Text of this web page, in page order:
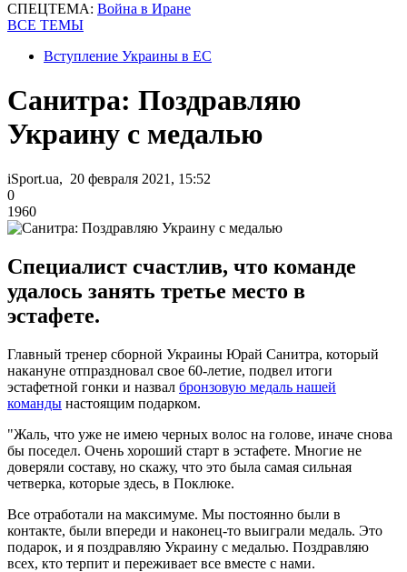
СПЕЦТЕМА: Война в Иране
ВСЕ ТЕМЫ
Вступление Украины в ЕС
Санитра: Поздравляю
Украину с медалью
iSport.ua, 20 февраля 2021, 15:52
0
1960
Специалист счастлив, что команде
удалось занять третье место в
эстафете.
Главный тренер сборной Украины Юрай Санитра, который
накануне отпраздновал свое 60-летие, подвел итоги
эстафетной гонки и назвал бронзовую медаль нашей
команды настоящим подарком.
"Жаль, что уже не имею черных волос на голове, иначе снова
бы поседел. Очень хороший старт в эстафете. Многие не
доверяли составу, но скажу, что это была самая сильная
четверка, которые здесь, в Поклюке.
Все отработали на максимуме. Мы постоянно были в
контакте, были впереди и наконец-то выиграли медаль. Это
подарок, и я поздравляю Украину с медалью. Поздравляю
всех, кто терпит и переживает все вместе с нами.